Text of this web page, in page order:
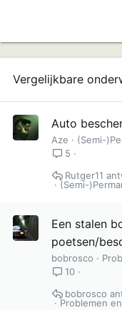
22
Vergelijkbare
Auto
Aze
(Semi-
5
(Semi-
Rutger11
Een stalen
poetsen/
bobrosco
10
Problemen
bobrosco